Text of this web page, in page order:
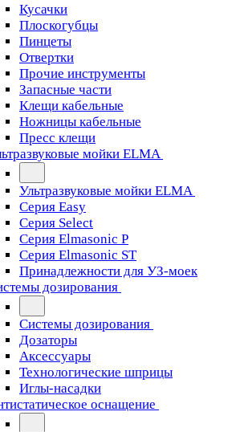
Кусачки
Плоскогубцы
Пинцеты
Отвертки
Прочие инструменты
Запасные части
Клещи кабельные
Ножницы кабельные
Пресс клещи
мойки ELMA
Ультразвуковые мойки ELMA
Серия Easy
Серия Select
Серия Elmasonic P
Серия Elmasonic ST
Принадлежности для УЗ-моек
дозирования
Системы дозирования
Дозаторы
Аксессуары
Технологические шприцы
Иглы-насадки
оснащение